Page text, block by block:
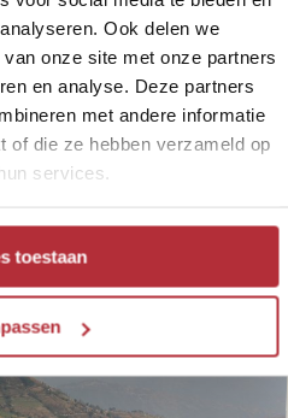
Ook delen we
onze site met onze partners
en analyse. Deze partners
met andere informatie
of die ze hebben verzameld op
services.
toestaan
Terug in je hotel is het tijd om je
Nepal-avontuur voort te zetten
Chitwan National Park